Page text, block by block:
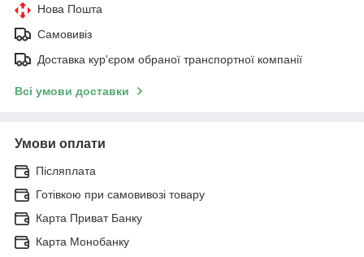
Нова Пошта
Самовивіз
Доставка кур'єром обраної транспортної компанії
Всі умови доставки
Умови оплати
Післяплата
Готівкою при самовивозі товару
Карта Приват Банку
Карта Монобанку